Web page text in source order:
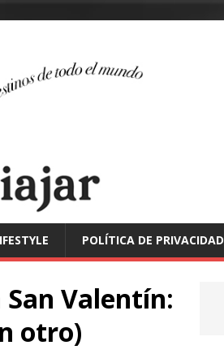
POLÍTICA DE PRIVACIDAD
Valentín:
otro)